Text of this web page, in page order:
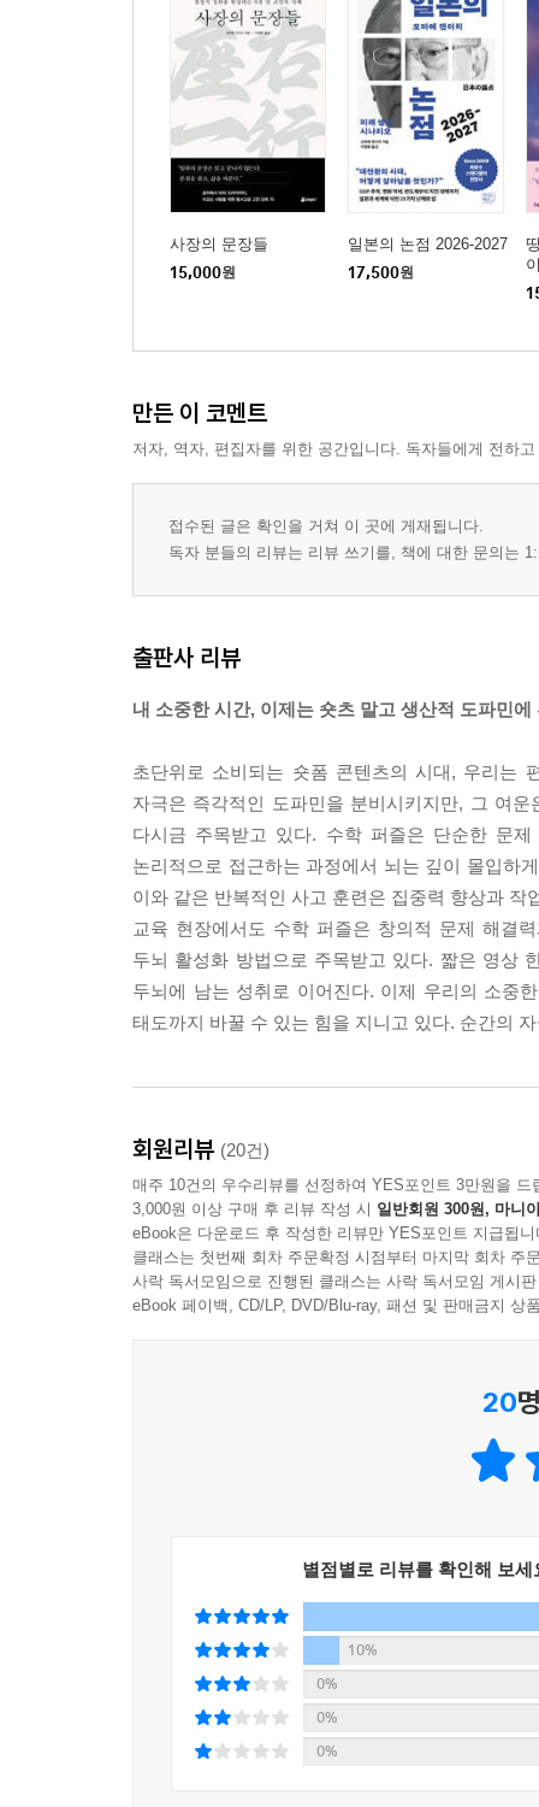
사장의 문장들
15,000원
일본의 논점 2026-2027
17,500원
만든 이 코멘트
저자, 역자, 편집자를 위한 공간입니다. 독자들에게 전하
접수된 글은 확인을 거쳐 이 곳에 게재됩니다.
독자 분들의 리뷰는 리뷰 쓰기를, 책에 대한 문의는
출판사 리뷰
내 소중한 시간, 이제는 숏츠 말고 생산적 도파민에
초단위로 소비되는 숏폼 콘텐츠의 시대, 우리는
자극은 즉각적인 도파민을 분비시키지만, 그 여
다시금 주목받고 있다. 수학 퍼즐은 단순한 문
논리적으로 접근하는 과정에서 뇌는 깊이 몰입하
이와 같은 반복적인 사고 훈련은 집중력 향상과 작
교육 현장에서도 수학 퍼즐은 창의적 문제 해결
두뇌 활성화 방법으로 주목받고 있다. 짧은 영상
두뇌에 남는 성취로 이어진다. 이제 우리의 소중
태도까지 바꿀 수 있는 힘을 지니고 있다. 순간의
회원리뷰 (20건)
매주 10건의 우수리뷰를 선정하여 YES포인트 3만원을 드
3,000원 이상 구매 후 리뷰 작성 시 일반회원 300원, 마니
eBook은 다운로드 후 작성한 리뷰만 YES포인트 지급됩니
클래스는 첫번째 회차 주문확정 시점부터 마지막 회차 주
사락 독서모임으로 진행된 클래스는 사락 독서모임 게시
eBook 페이백, CD/LP, DVD/Blu-ray, 패션 및 판매금지 상
20
별점별로 리뷰를 확인해 보세
10%
0%
0%
0%